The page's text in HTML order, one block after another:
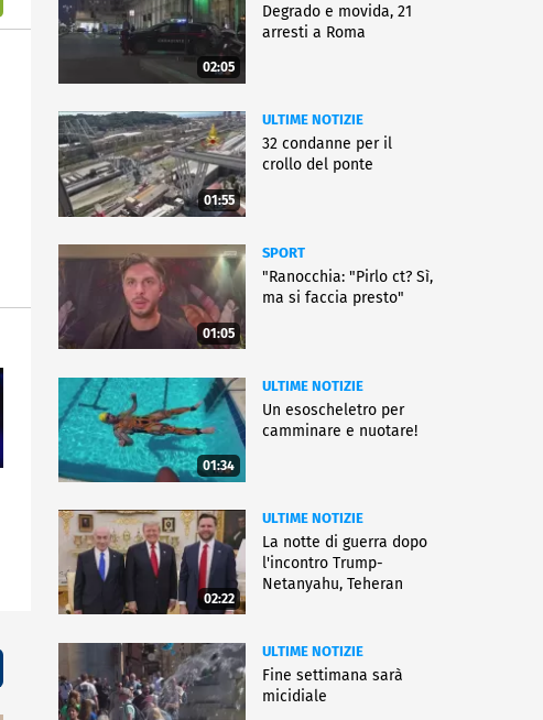
02:05
Degrado e movida, 21
arresti a Roma
01:55
ULTIME NOTIZIE
32 condanne per il
crollo del ponte
01:05
SPORT
"Ranocchia: "Pirlo ct? Sì,
ma si faccia presto"
01:34
ULTIME NOTIZIE
Un esoscheletro per
camminare e nuotare!
02:22
ULTIME NOTIZIE
La notte di guerra dopo
l'incontro Trump-
Netanyahu, Teheran
ULTIME NOTIZIE
Fine settimana sarà
micidiale